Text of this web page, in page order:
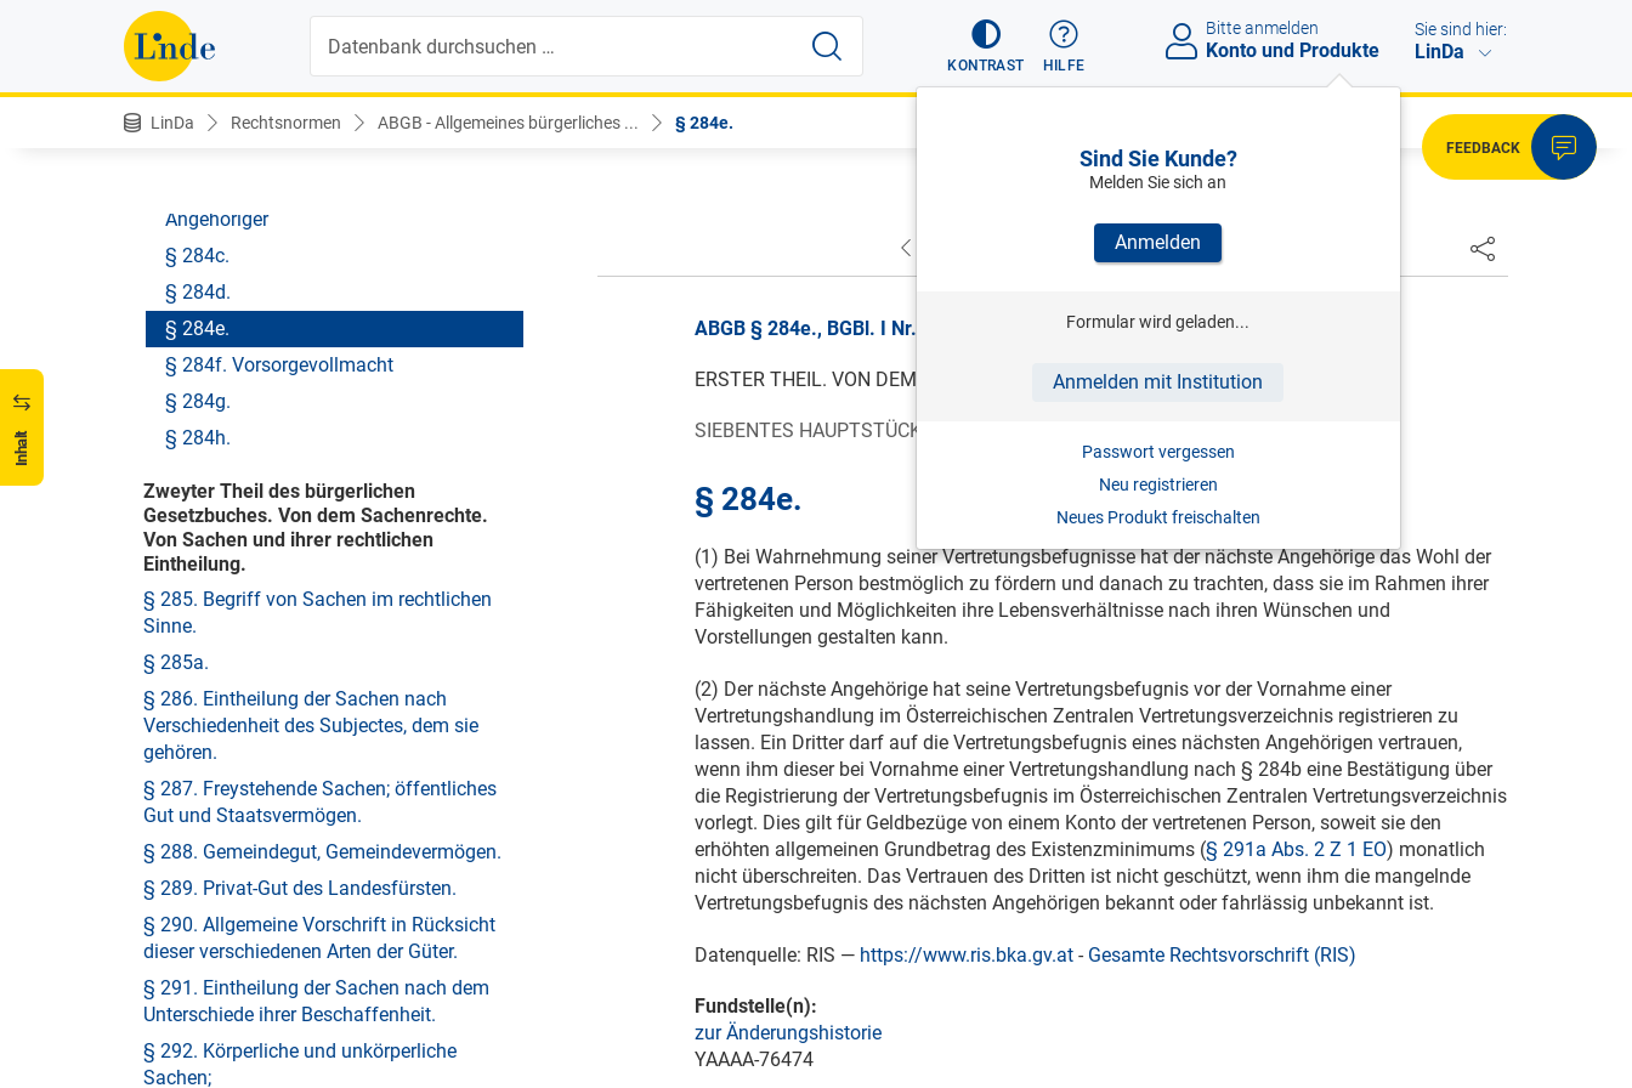
KONTRAST HILFE
Bitte anmelden
Konto und Produkte
Sind Sie Kunde?
Melden Sie sich an
Anmelden
Formular wird geladen...
Anmelden mit Institution
Passwort vergessen
Neu registrieren
Neues Produkt freischalten
Sie sind hier:
LinDa
LinDa Rechtsnormen ABGB - Allgemeines bürgerliches ... § 284e.
FEEDBACK
Inhalt
§ 283. Entschädigung, Entgelt und
Aufwandersatz
§ 284. Änderung und Beendigung der
Kuratel
Angehöriger
§ 284c.
§ 284d.
§ 284e.
§ 284f. Vorsorgevollmacht
§ 284g.
§ 284h.
Zweyter Theil des bürgerlichen
Gesetzbuches. Von dem Sachenrechte.
Von Sachen und ihrer rechtlichen
Eintheilung.
§ 285. Begriff von Sachen im rechtlichen
Sinne.
§ 285a.
§ 286. Eintheilung der Sachen nach
Verschiedenheit des Subjectes, dem sie
gehören.
§ 287. Freystehende Sachen; öffentliches
Gut und Staatsvermögen.
§ 288. Gemeindegut, Gemeindevermögen.
§ 289. Privat-Gut des Landesfürsten.
§ 290. Allgemeine Vorschrift in Rücksicht
dieser verschiedenen Arten der Güter.
§ 291. Eintheilung der Sachen nach dem
Unterschiede ihrer Beschaffenheit.
§ 292. Körperliche und unkörperliche
Sachen;
NÄCHSTER
ABGB § 284e., BGBl. I Nr. 59/2017, gültig von 01.07.2007 bis 30.06.2018
ERSTER THEIL. VON DEM PERSONEN-RECHTE.
SIEBENTES HAUPTSTÜCK VON DER KURATEL
§ 284e.
(1) Bei Wahrnehmung seiner Vertretungsbefugnisse hat der nächste Angehörige das Wohl der
vertretenen Person bestmöglich zu fördern und danach zu trachten, dass sie im Rahmen ihrer
Fähigkeiten und Möglichkeiten ihre Lebensverhältnisse nach ihren Wünschen und
Vorstellungen gestalten kann.
(2) Der nächste Angehörige hat seine Vertretungsbefugnis vor der Vornahme einer
Vertretungshandlung im Österreichischen Zentralen Vertretungsverzeichnis registrieren zu
lassen. Ein Dritter darf auf die Vertretungsbefugnis eines nächsten Angehörigen vertrauen,
wenn ihm dieser bei Vornahme einer Vertretungshandlung nach § 284b eine Bestätigung über
die Registrierung der Vertretungsbefugnis im Österreichischen Zentralen Vertretungsverzeichnis
vorlegt. Dies gilt für Geldbezüge von einem Konto der vertretenen Person, soweit sie den
erhöhten allgemeinen Grundbetrag des Existenzminimums (§ 291a Abs. 2 Z 1 EO) monatlich
nicht überschreiten. Das Vertrauen des Dritten ist nicht geschützt, wenn ihm die mangelnde
Vertretungsbefugnis des nächsten Angehörigen bekannt oder fahrlässig unbekannt ist.
Datenquelle: RIS — https://www.ris.bka.gv.at - Gesamte Rechtsvorschrift (RIS)
Fundstelle(n):
zur Änderungshistorie
YAAAA-76474